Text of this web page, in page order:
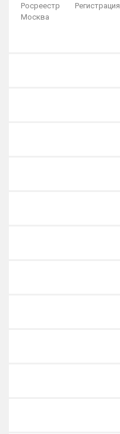
Росреестр Регистрация
Москва